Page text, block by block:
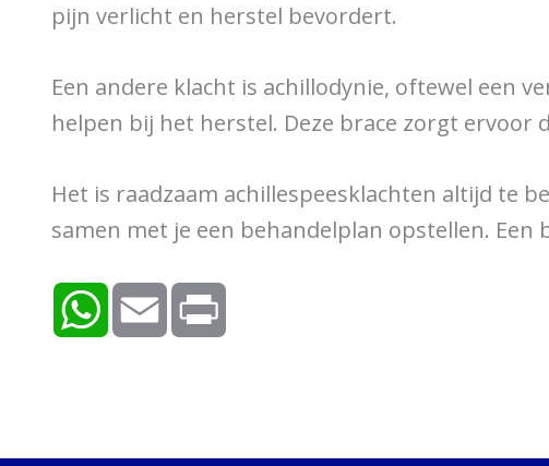
pijn verlicht en herstel bevordert.
Een andere klacht is achillodynie, oftewel een
helpen bij het herstel. Deze brace zorgt
Het is raadzaam achillespeesklachten altijd te
samen met je een behandelplan opstellen.
W
h
a
t
E
m
a